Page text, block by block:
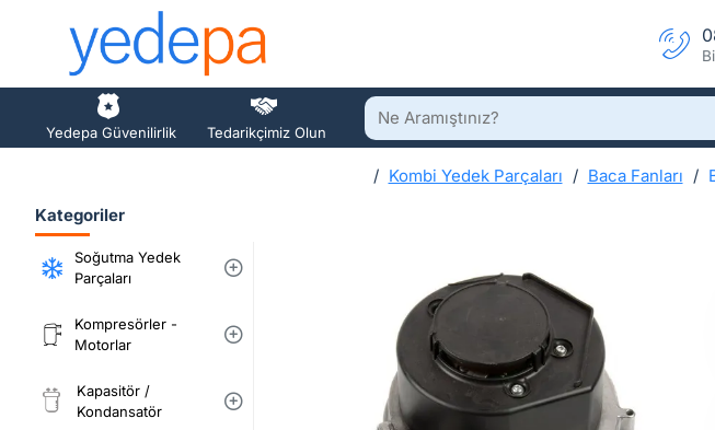
Yedepa Güvenilirlik Tedarikçimiz Olun
Ne
Aramıştınız?
Kombi Yedek Parçaları Baca Fanları
Kategoriler
Soğutma Yedek
Parçaları
Kompresörler -
Motorlar
Kapasitör /
Kondansatör